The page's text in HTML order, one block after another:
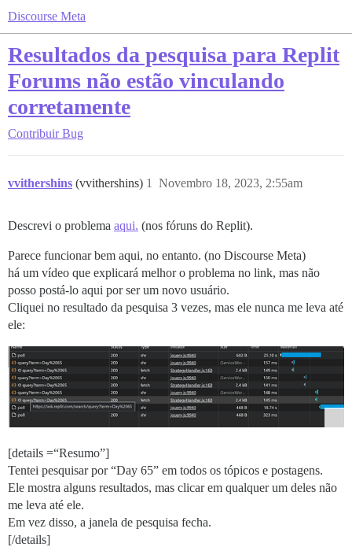
Discourse Meta
Resultados da pesquisa para Replit
Forums não estão vinculando
corretamente
Contribuir Bug
vvithershins (vvithershins) Novembro 18, 2023, 2:55am
1
Descrevi o problema aqui. (nos fóruns do Replit).
Parece funcionar bem aqui, no entanto. (no Discourse Meta)
há um vídeo que explicará melhor o problema no link, mas não
posso postá-lo aqui por ser um novo usuário.
Cliquei no resultado da pesquisa 3 vezes, mas ele nunca me leva até
ele:
[details =“Resumo”]
Tentei pesquisar por “Day 65” em todos os tópicos e postagens.
Ele mostra alguns resultados, mas clicar em qualquer um deles não
me leva até ele.
Em vez disso, a janela de pesquisa fecha.
[/details]